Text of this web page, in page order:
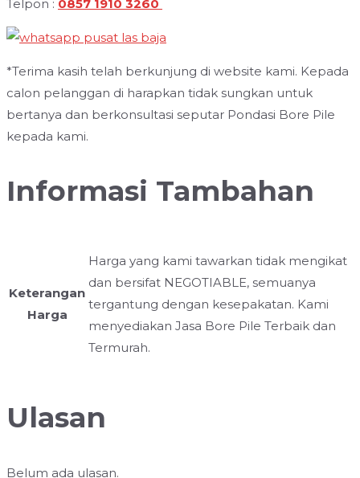
Telpon : 0857 1910 3260
*Terima kasih telah berkunjung di website kami. Kepada
calon pelanggan di harapkan tidak sungkan untuk
bertanya dan berkonsultasi seputar Pondasi Bore Pile
kepada kami.
Informasi Tambahan
Keterangan
Harga
Harga yang kami tawarkan tidak mengikat
dan bersifat NEGOTIABLE, semuanya
tergantung dengan kesepakatan. Kami
menyediakan Jasa Bore Pile Terbaik dan
Termurah.
Ulasan
Belum ada ulasan.